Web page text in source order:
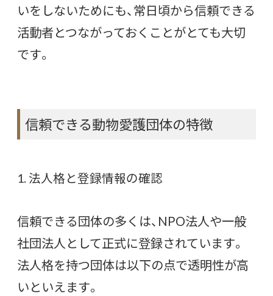
いをしないためにも、常日頃から信頼できる
活動者とつながっておくことがとても大切
です。
信頼できる動物愛護団体の特徴
1. 法人格と登録情報の確認
信頼できる団体の多くは、NPO法人や一般
社団法人として正式に登録されています。
法人格を持つ団体は以下の点で透明性が高
いといえます。